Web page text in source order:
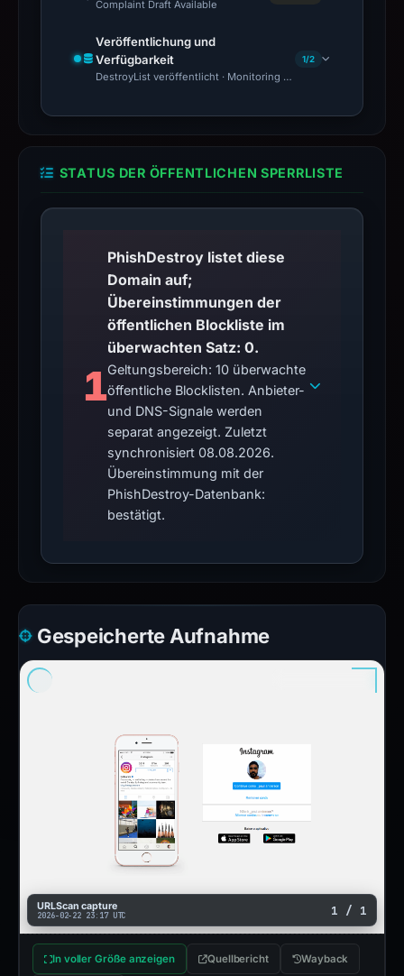
Complaint Draft Available
Veröffentlichung und
Verfügbarkeit
DestroyList veröffentlicht · Monitoring Continues
1/2
STATUS DER ÖFFENTLICHEN SPERRLISTE
1
PhishDestroy listet diese
Domain auf;
Übereinstimmungen der
öffentlichen Blockliste im
überwachten Satz: 0.
Geltungsbereich: 10 überwachte
öffentliche Blocklisten. Anbieter-
und DNS-Signale werden
separat angezeigt. Zuletzt
synchronisiert 08.08.2026.
Übereinstimmung mit der
PhishDestroy-Datenbank:
bestätigt.
Gespeicherte Aufnahme
URLScan capture
2026-02-22 23:17 UTC 1 / 1
In voller Größe anzeigen Quellbericht Wayback